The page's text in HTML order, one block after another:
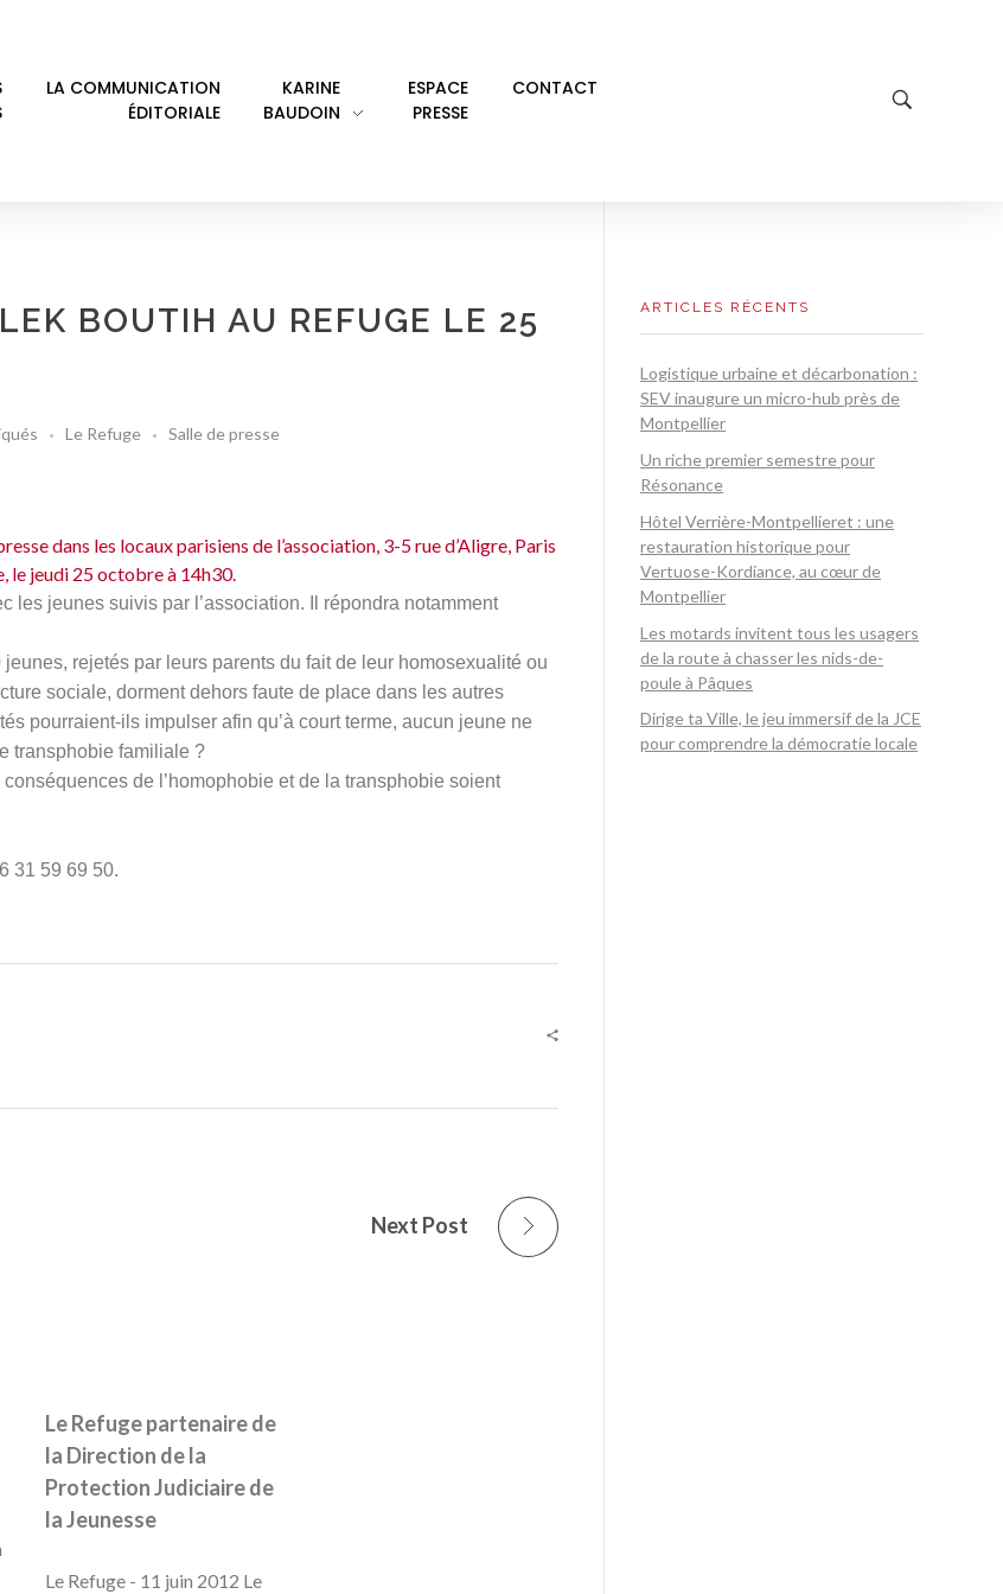
LA COMMUNICATION
ÉDITORIALE
KARINE
BAUDOIN
ESPACE
PRESSE
CONTACT
BOUTIH AU REFUGE LE 25
Le Refuge Salle de presse
dans les locaux parisiens de l’association, 3-5 rue d’Aligre, Paris
le jeudi 25 octobre à 14h30.
les jeunes suivis par l’association.
Il répondra notamment
jeunes, rejetés par leurs parents du fait de leur homosexualité ou
sociale, dorment dehors faute de place dans les autres
pourraient-ils impulser afin qu’à court terme, aucun jeune ne
transphobie familiale ?
de l’homophobie et de la transphobie soient
31 59 69 50.
Next Post
Le Refuge partenaire de
la Direction de la
Protection Judiciaire de
la Jeunesse
Le Refuge - 11 juin 2012 Le
ARTICLES RÉCENTS
Logistique urbaine et décarbonation :
SEV inaugure un micro-hub près de
Montpellier
Un riche premier semestre pour
Résonance
Hôtel Verrière-Montpellieret : une
restauration historique pour
Vertuose-Kordiance, au cœur de
Montpellier
Les motards invitent tous les usagers
de la route à chasser les nids-de-
poule à Pâques
Dirige ta Ville, le jeu immersif de la JCE
pour comprendre la démocratie locale